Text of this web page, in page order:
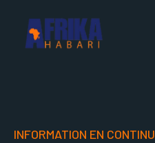
INFORMATION EN CONTINU